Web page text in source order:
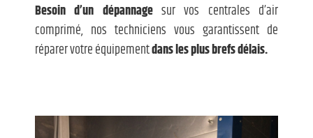
Besoin d’un dépannagesur vos centrales d’air
comprimé, nos techniciens vous garantissent de
réparer votre équipementdans les plus brefs délais.